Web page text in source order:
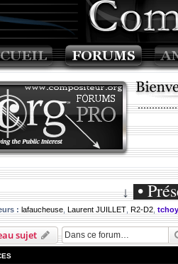
↓ •
: lafaucheuse Laurent JUILLET R2-D2
sujet